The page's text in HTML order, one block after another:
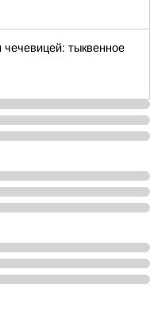
чечевицей: тыквенное